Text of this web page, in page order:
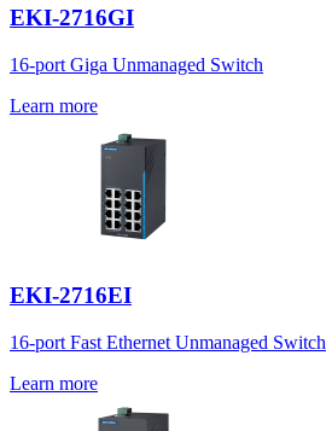
EKI-2716GI
16-port Giga Unmanaged Switch
Learn more
EKI-2716EI
16-port Fast Ethernet Unmanaged Switch
Learn more